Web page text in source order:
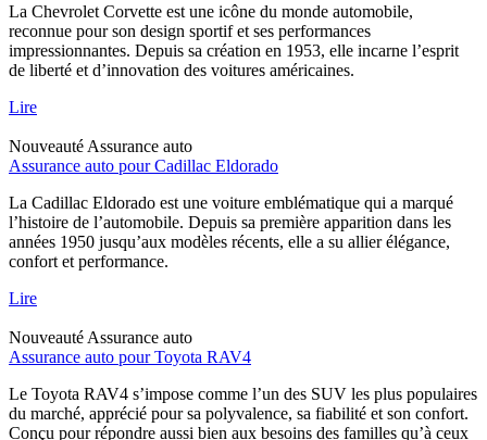
La Chevrolet Corvette est une icône du monde automobile,
reconnue pour son design sportif et ses performances
impressionnantes. Depuis sa création en 1953, elle incarne l’esprit
de liberté et d’innovation des voitures américaines.
Lire
Nouveauté Assurance auto
Assurance auto pour Cadillac Eldorado
La Cadillac Eldorado est une voiture emblématique qui a marqué
l’histoire de l’automobile. Depuis sa première apparition dans les
années 1950 jusqu’aux modèles récents, elle a su allier élégance,
confort et performance.
Lire
Nouveauté Assurance auto
Assurance auto pour Toyota RAV4
Le Toyota RAV4 s’impose comme l’un des SUV les plus populaires
du marché, apprécié pour sa polyvalence, sa fiabilité et son confort.
Conçu pour répondre aussi bien aux besoins des familles qu’à ceux